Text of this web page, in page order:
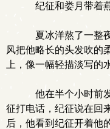
纪征和娄月带着
夏冰洋熬了一整
风把他略长的头发吹的
上，像一幅轻描淡写的
他在半个小时前
征打电话，纪征说在回
后，他看到纪征开着他